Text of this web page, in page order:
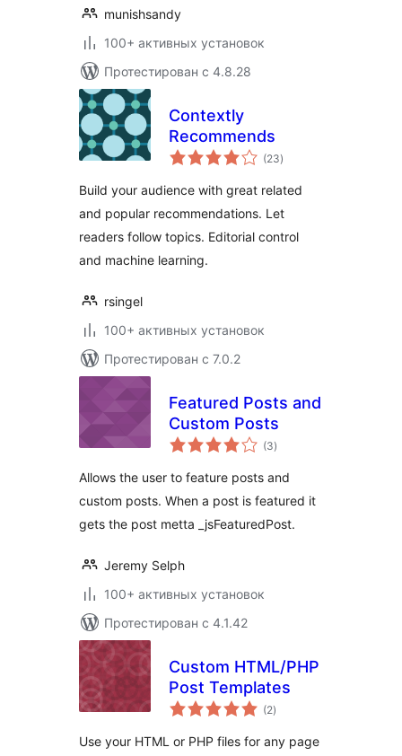
munishsandy
100+ активных установок
Протестирован с 4.8.28
Contextly
Recommends
(23общий
рейтинг
)
Build your audience with great related
and popular recommendations. Let
readers follow topics. Editorial control
and machine learning.
rsingel
100+ активных установок
Протестирован с 7.0.2
Featured Posts and
Custom Posts
(3общий
рейтинг
)
Allows the user to feature posts and
custom posts. When a post is featured it
gets the post metta _jsFeaturedPost.
Jeremy Selph
100+ активных установок
Протестирован с 4.1.42
Custom HTML/PHP
Post Templates
(2общий
рейтинг
)
Use your HTML or PHP files for any page